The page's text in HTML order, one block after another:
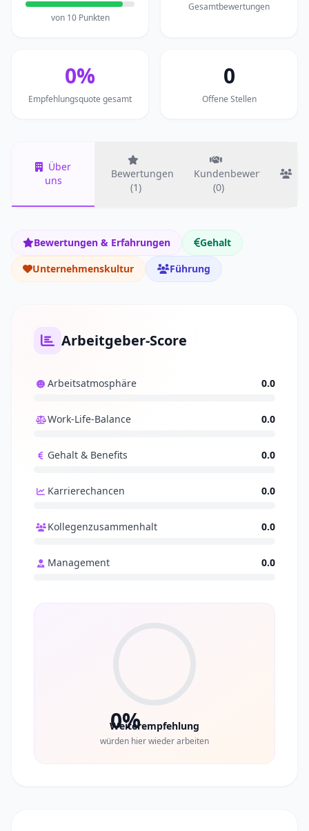
von 10 Punkten
Gesamtbewertungen
0%
Empfehlungsquote gesamt
0
Offene Stellen
Über
uns
Bewertungen
(1)
Kundenbewertungen
(0)
Bewertungen & Erfahrungen
Gehalt
Unternehmenskultur
Führung
Arbeitgeber-Score
Arbeitsatmosphäre 0.0
Work-Life-Balance 0.0
Gehalt & Benefits 0.0
Karrierechancen 0.0
Kollegenzusammenhalt 0.0
Management 0.0
0%
Weiterempfehlung
würden hier wieder arbeiten